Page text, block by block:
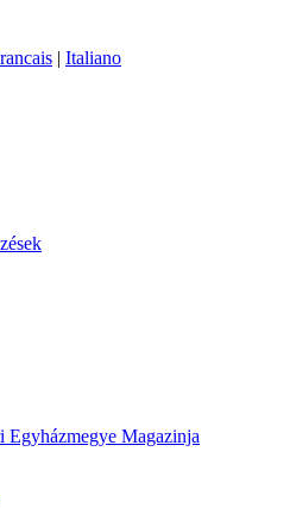
| Italiano
Egyházmegye Magazinja